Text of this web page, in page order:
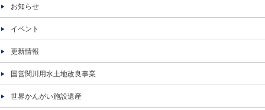
お知らせ
イベント
更新情報
国営関川用水土地改良事業
世界かんがい施設遺産